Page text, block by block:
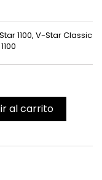
1100, V-Star Classic
al carrito